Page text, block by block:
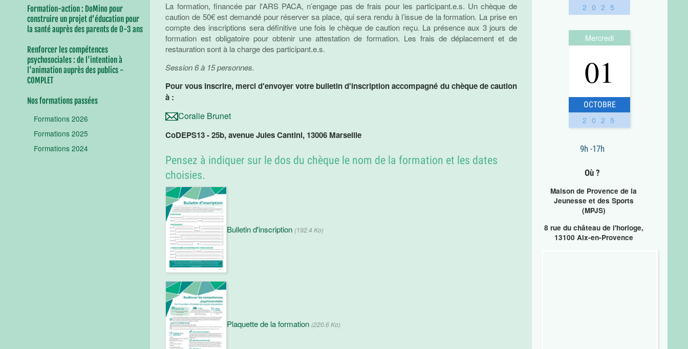
Formation-action : DoMino pour
construire un projet d’éducation pour
la santé auprès des parents de 0-3 ans
Renforcer les compétences
psychosociales : de l'intention à
l'animation auprès des publics -
COMPLET
Nos formations passées
Formations 2026
Formations 2025
Formations 2024
La formation, financée par l'ARS PACA, n’engage pas de frais pour les participant.e.s. Un chèque de
caution de 50€ est demandé pour réserver sa place, qui sera rendu à l’issue de la formation. La prise en
compte des inscriptions sera définitive une fois le chèque de caution reçu. La présence aux 3 jours de
formation est obligatoire pour obtenir une attestation de formation. Les frais de déplacement et de
restauration sont à la charge des participant.e.s.
Session 6 à 15 personnes.
Pour vous inscrire, merci d'envoyer votre bulletin d'inscription accompagné du chèque de caution
à :
Coralie Brunet
CoDEPS13 - 25b, avenue Jules Cantini, 13006 Marseille
Pensez à indiquer sur le dos du chèque le nom de la formation et les dates
choisies.
Bulletin d'inscription (192.4 Ko)
Plaquette de la formation (220.6 Ko)
2025
Mercredi
01
OCTOBRE
2025
9h -17h
Où ?
Maison de Provence de la
Jeunesse et des Sports
(MPJS)
8 rue du château de l'horloge,
13100 Aix-en-Provence